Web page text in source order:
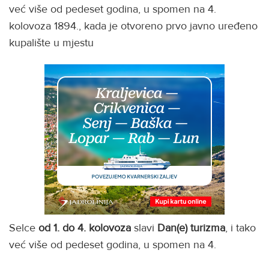
već više od pedeset godina, u spomen na 4.
kolovoza 1894., kada je otvoreno prvo javno uređeno
kupalište u mjestu
Selce od 1. do 4. kolovoza slavi Dan(e) turizma, i tako
već više od pedeset godina, u spomen na 4.